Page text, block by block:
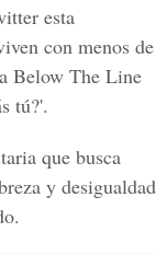
esta
con menos de
Below The Line
tú?'.
que busca
y desigualdad